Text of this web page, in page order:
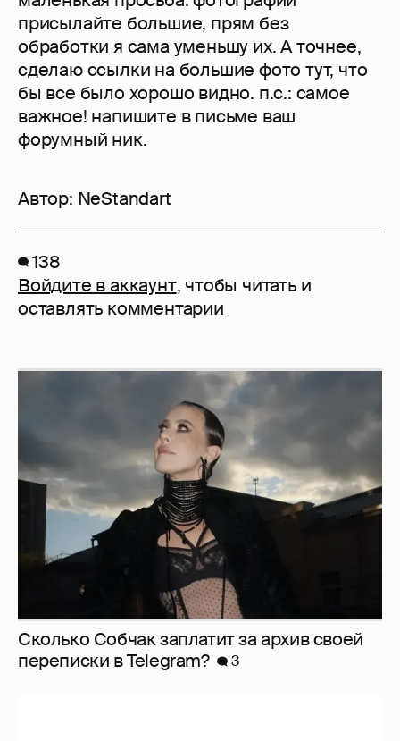
присылайте большие, прям без
обработки я сама уменьшу их. А точнее,
сделаю ссылки на большие фото тут, что
бы все было хорошо видно. п.с.: самое
важное! напишите в письме ваш
форумный ник.
Автор: NeStandart
138
Войдите в аккаунт, чтобы читать и
оставлять комментарии
Сколько Собчак заплатит за архив своей
перeписки в Telegram?
3